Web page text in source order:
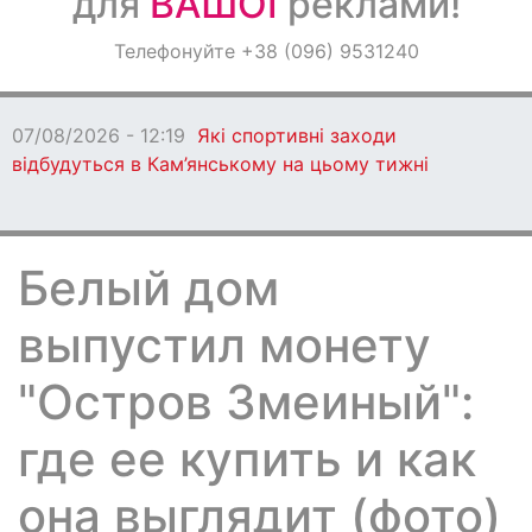
ОголошенняТелефонуйте +38 (096) 9531240
07/08/2026 - 12:19 Які спортивні заходи
відбудуться в Кам’янському на цьому тижні
Белый дом
выпустил монету
"Остров Змеиный":
где ее купить и как
она выглядит (фото)